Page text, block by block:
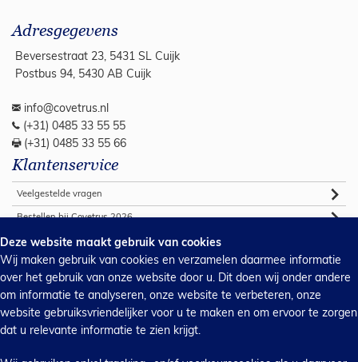
Adresgegevens
Beversestraat 23, 5431 SL Cuijk
Postbus 94, 5430 AB Cuijk
info@covetrus.nl
(+31) 0485 33 55 55
(+31) 0485 33 55 66
Klantenservice
Veelgestelde vragen
Bestellen bij Covetrus 2026
Algemene verkoop voorwaarden
Commerciële voorwaarden 2026
Webshop support
Handleidingen
Privacy & cookies
Inkoopvoorwaarden
Deze website maakt gebruik van cookies
Wij maken gebruik van cookies en verzamelen daarmee informatie
over het gebruik van onze website door u. Dit doen wij onder andere
om informatie te analyseren, onze website te verbeteren, onze
website gebruiksvriendelijker voor u te maken en om ervoor te zorgen
dat u relevante informatie te zien krijgt.